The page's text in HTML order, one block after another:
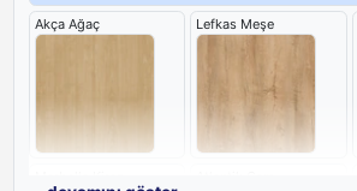
Akça Ağaç Lefkas Meşe